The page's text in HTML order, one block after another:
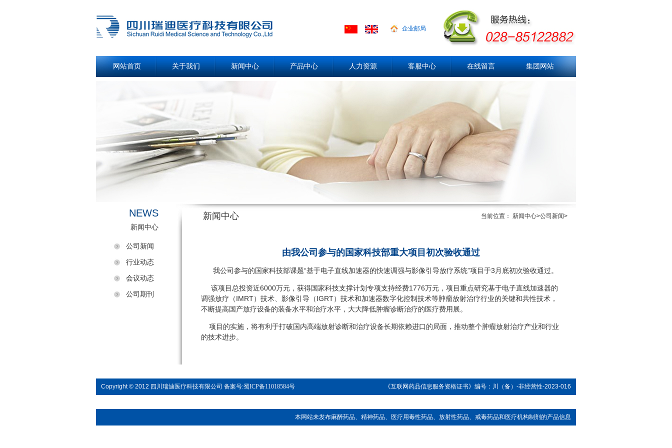
企业邮局
网站首页 关于我们 新闻中心 产品中心 人力资源 客服中心 在线留言 集团网站
NEWS
新闻中心
公司新闻
行业动态
会议动态
公司期刊
新闻中心 当前位置： 新闻中心>公司新闻>
由我公司参与的国家科技部重大项目初次验收通过
我公司参与的国家科技部课题“基于电子直线加速器的快速调强与影像引导放疗系统”项目于3月底初次验收通过。
该项目总投资近6000万元，获得国家科技支撑计划专项支持经费1776万元，项目重点研究基于电子直线加速器的
调强放疗（IMRT）技术、影像引导（IGRT）技术和加速器数字化控制技术等肿瘤放射治疗行业的关键和共性技术，
不断提高国产放疗设备的装备水平和治疗水平，大大降低肿瘤诊断治疗的医疗费用展。
项目的实施，将有利于打破国内高端放射诊断和治疗设备长期依赖进口的局面，推动整个肿瘤放射治疗产业和行业
的技术进步。
Copyright © 2012 四川瑞迪医疗科技有限公司 备案号:蜀ICP备11018584号 《互联网药品信息服务资格证书》编号：川（备）-非经营性-2023-016
本网站未发布麻醉药品、精神药品、医疗用毒性药品、放射性药品、戒毒药品和医疗机构制剂的产品信息